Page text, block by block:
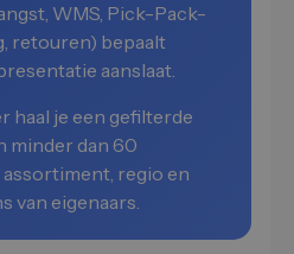
WMS, Pick-Pack-
retouren) bepaalt
aanslaat.
haal je een gefilterde
minder dan 60
regio en
van eigenaars.